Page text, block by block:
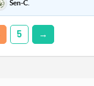
Sen-C
5 →